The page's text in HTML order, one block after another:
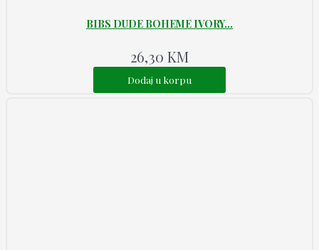
BIBS DUDE BOHEME IVORY...
26,30 KM
Dodaj u korpu